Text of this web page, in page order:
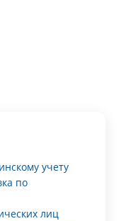
учету
по
лиц